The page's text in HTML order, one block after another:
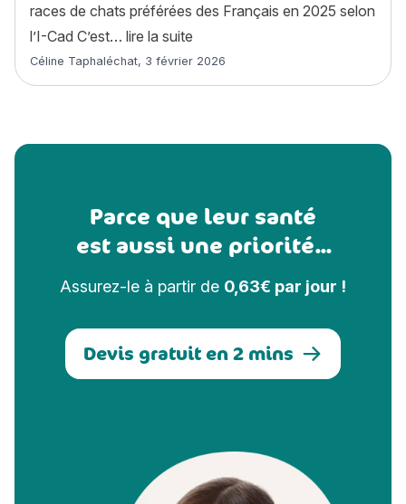
races de chats préférées des Français en 2025 selon
l’I-Cad C’est… lire la suite
Article rédigé par
Céline Taphaléchat, 3 février 2026
Parce que leur santé
est aussi une priorité...
Assurez-le à partir de 0,63€ par jour !
Devis gratuit en 2 mins